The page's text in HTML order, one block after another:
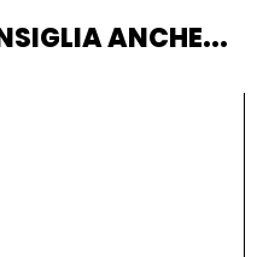
ANCHE...